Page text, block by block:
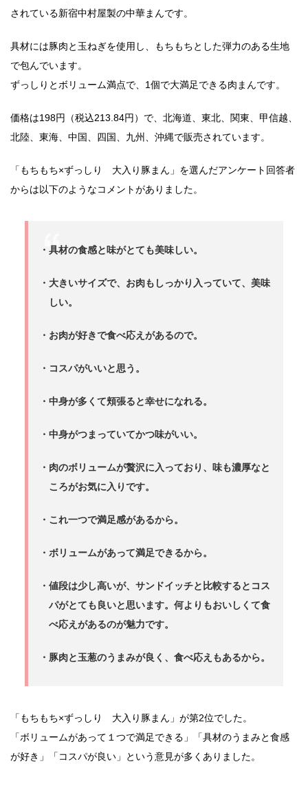
されている新宿中村屋製の中華まんです。
具材には豚肉と玉ねぎを使用し、もちもちとした弾力のある生地
で包んでいます。
ずっしりとボリューム満点で、1個で大満足できる肉まんです。
価格は198円（税込213.84円）で、北海道、東北、関東、甲信越、
北陸、東海、中国、四国、九州、沖縄で販売されています。
「もちもち×ずっしり 大入り豚まん」を選んだアンケート回答者
からは以下のようなコメントがありました。
・具材の食感と味がとても美味しい。
・大きいサイズで、お肉もしっかり入っていて、美味
しい。
・お肉が好きで食べ応えがあるので。
・コスパがいいと思う。
・中身が多くて頬張ると幸せになれる。
・中身がつまっていてかつ味がいい。
・肉のボリュームが贅沢に入っており、味も濃厚なと
ころがお気に入りです。
・これ一つで満足感があるから。
・ボリュームがあって満足できるから。
・値段は少し高いが、サンドイッチと比較するとコス
パがとても良いと思います。何よりもおいしくて食
べ応えがあるのが魅力です。
・豚肉と玉葱のうまみが良く、食べ応えもあるから。
「もちもち×ずっしり 大入り豚まん」が第2位でした。
「ボリュームがあって１つで満足できる」「具材のうまみと食感
が好き」「コスパが良い」という意見が多くありました。